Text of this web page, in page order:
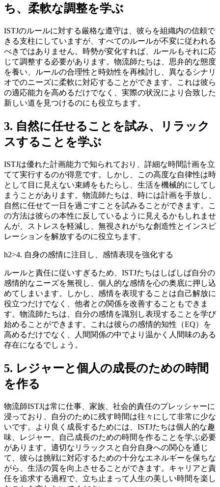
ち、柔軟な調整を学ぶ
ISTJのルールに対する厳格な遵守は、彼らを組織内の信頼で
きる支柱にしていますが、すべてのルールが不変に従われる
べきではありません。時勢が変化すれば、ルールもそれに応
じて調整する必要があります。物流師たちは、思弁的な態度
を養い、ルールの合理性と時効性を再検討し、異なるシナリ
オでのニーズに柔軟に対応することができます。これは彼ら
の適応能力を高めるだけでなく、実際の状況により合致した
新しい道を見つけるのにも役立ちます。
3. 自然に任せることを試み、リラック
スすることを学ぶ
ISTJは優れた計画能力で知られており、詳細な時間計画を立
てて実行するのが得意です。しかし、この高度な自律性は時
として目に見えない束縛をもたらし、生活を機械的にしてし
まうことがあります。物流師たちは、時には計画を手放し、
自然に任せて一日を過ごすことを試みることができます。こ
の方法は彼らの本性に反しているように見えるかもしれませ
んが、ストレスを軽減し、無視されがちな創造性とインスピ
レーションを解放するのに役立ちます。
h2>4. 自身の感情に注目し、感情表現を強化する
ルールと責任に従いすぎるため、ISTJたちはしばしば自分の
感情的なニーズを無視し、個人的な感情を心の奥底に押し込
めてしまいます。しかし、感情を表現することは自己解放に
役立つだけでなく、他者との関係を改善することもできま
す。物流師たちは、自分の感情を識別し表現することを学び
始めることができます。これは彼らの感情的知性（EQ）を
高めるだけでなく、人間関係の中でより温かく人間味のある
存在になるでしょう。
5. レジャーと個人の成長のための時間
を作る
物流師ISTJは常に仕事、家族、社会的責任のプレッシャーに
浸っており、自分のために残す時間は往々にして非常に少な
いです。より良く成長するためには、ISTJたちは個人的な趣
味、レジャー、自己成長のための時間を作ることを学ぶ必要
があります。適切なリラックスと自分自身への関心を通じ
て、彼らは挑戦に対応するための十分なエネルギーを保ちな
がら、生活の質を向上させることができます。キャリアと責
任を追求する過程で、立ち止まって人生の美しい時間を楽し